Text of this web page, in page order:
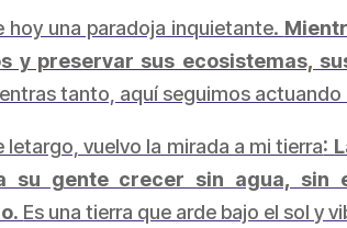
hoy una paradoja inquietante.
y preservar sus ecosistemas,
tanto, aquí seguimos
letargo, vuelvo la mirada a mi tierra:
su gente crecer sin agua, sin
Es una tierra que arde bajo el sol y